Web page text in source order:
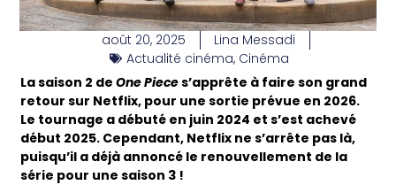
août 20, 2025
Lina Messadi
Actualité cinéma, Cinéma
La saison 2 deOne Pieces’apprête à faire son grand
retour sur Netflix, pour une sortie prévue en 2026.
Le tournage a débuté en juin 2024 et s’est achevé
début 2025. Cependant, Netflix ne s’arrête pas là,
puisqu’il a déjà annoncé le renouvellement de la
série pour une saison 3 !